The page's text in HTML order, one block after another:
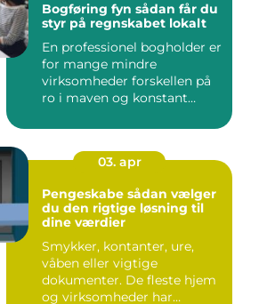
Bogføring fyn sådan får du
styr på regnskabet lokalt
En professionel bogholder er
for mange mindre
virksomheder forskellen på
ro i maven og konstant
03. apr
Pengeskabe sådan vælger
du den rigtige løsning til
dine værdier
Smykker, kontanter, ure,
våben eller vigtige
dokumenter. De fleste hjem
og virksomheder har